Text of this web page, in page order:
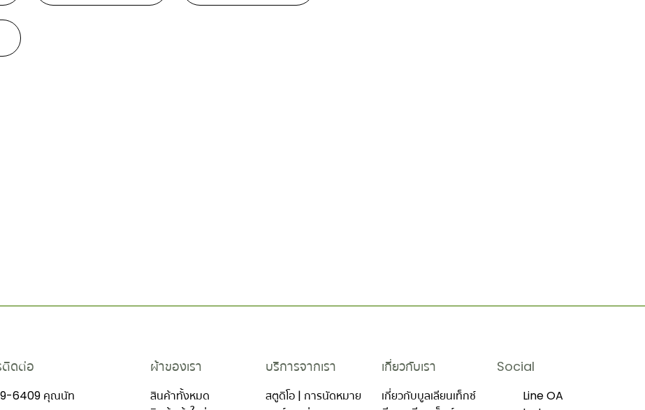
ติดต่อ
6409 คุณนัท
ผ้าของเรา
สินค้าทั้งหมด
บริการจากเรา
สตูดิโอ | การนัดหมาย
เกี่ยวกับเรา
เกี่ยวกับบูลเลียนเท็กซ์
Social
Line OA